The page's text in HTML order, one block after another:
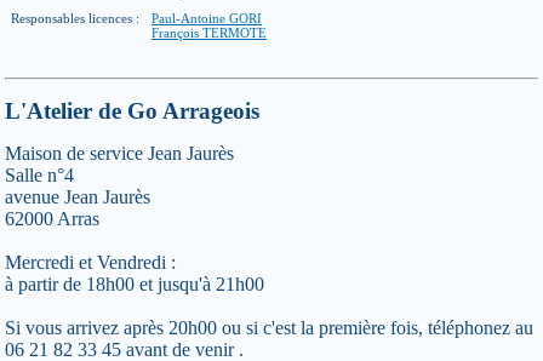
Responsables licences :
Paul-Antoine GORI
François TERMOTE
L'Atelier de Go Arrageois
Maison de service Jean Jaurès
Salle n°4
avenue Jean Jaurès
62000 Arras
Mercredi et Vendredi :
à partir de 18h00 et jusqu'à 21h00
Si vous arrivez après 20h00 ou si c'est la première fois, téléphonez au
06 21 82 33 45 avant de venir .